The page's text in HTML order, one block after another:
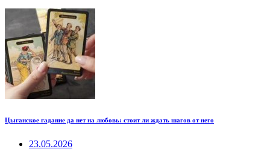
Цыганское гадание да нет на любовь: стоит ли ждать шагов от него
23.05.2026